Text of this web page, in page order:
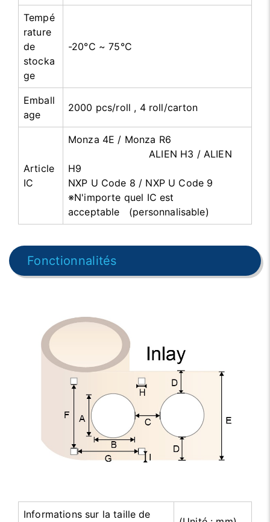
Tempé
rature
de
stocka
ge
-20°C ~ 75°C
Emball
age
2000 pcs/roll , 4 roll/carton
Article
IC
Monza 4E / Monza R6
ALIEN H3 / ALIEN
H9
NXP U Code 8 / NXP U Code 9
※N'importe quel IC est
acceptable (personnalisable)
Fonctionnalités
Informations sur la taille de